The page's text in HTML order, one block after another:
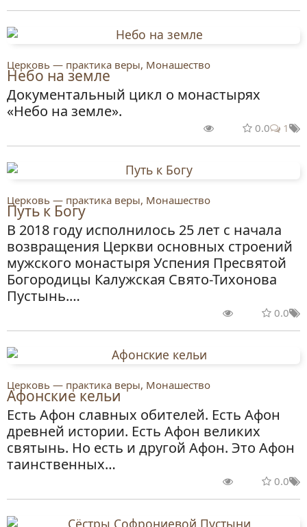
Церковь — практика веры, Монашество
Небо на земле
Документальный цикл о монастырях
«Небо на земле».
0.0 1
Церковь — практика веры, Монашество
Путь к Богу
В 2018 году исполнилось 25 лет с начала
возвращения Церкви основных строений
мужского монастыря Успения Пресвятой
Богородицы Калужская Свято-Тихонова
Пустынь.…
0.0
Церковь — практика веры, Монашество
Афонские кельи
Есть Афон славных обителей. Есть Афон
древней истории. Есть Афон великих
святынь. Но есть и другой Афон. Это Афон
таинственных…
0.0